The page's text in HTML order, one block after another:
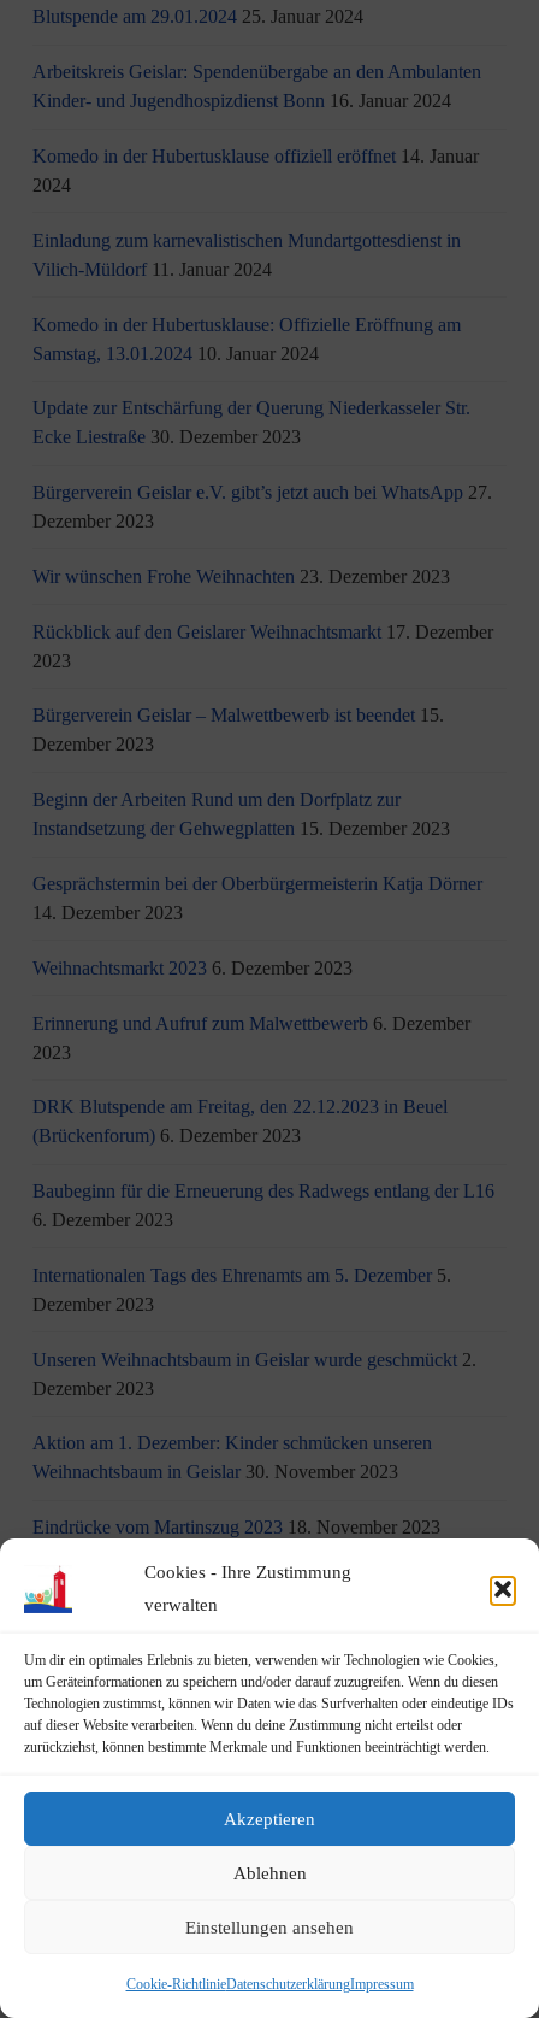
Cookies - Ihre Zustimmung
verwalten
Um dir ein optimales Erlebnis zu bieten, verwenden wir Technologien wie Cookies,
um Geräteinformationen zu speichern und/oder darauf zuzugreifen. Wenn du diesen
Technologien zustimmst, können wir Daten wie das Surfverhalten oder eindeutige IDs
auf dieser Website verarbeiten. Wenn du deine Zustimmung nicht erteilst oder
zurückziehst, können bestimmte Merkmale und Funktionen beeinträchtigt werden.
Akzeptieren
Ablehnen
Einstellungen ansehen
Cookie-RichtlinieDatenschutzerklärungImpressum
Blutspende am 29.01.2024 25. Januar 2024
Arbeitskreis Geislar: Spendenübergabe an den Ambulanten
Kinder- und Jugendhospizdienst Bonn 16. Januar 2024
Komedo in der Hubertusklause offiziell eröffnet 14. Januar
2024
Einladung zum karnevalistischen Mundartgottesdienst in
Vilich-Müldorf 11. Januar 2024
Komedo in der Hubertusklause: Offizielle Eröffnung am
Samstag, 13.01.2024 10. Januar 2024
Update zur Entschärfung der Querung Niederkasseler Str.
Ecke Liestraße 30. Dezember 2023
Bürgerverein Geislar e.V. gibt’s jetzt auch bei WhatsApp 27.
Dezember 2023
Wir wünschen Frohe Weihnachten 23. Dezember 2023
Rückblick auf den Geislarer Weihnachtsmarkt 17. Dezember
2023
Bürgerverein Geislar – Malwettbewerb ist beendet 15.
Dezember 2023
Beginn der Arbeiten Rund um den Dorfplatz zur
Instandsetzung der Gehwegplatten 15. Dezember 2023
Gesprächstermin bei der Oberbürgermeisterin Katja Dörner
14. Dezember 2023
Weihnachtsmarkt 2023 6. Dezember 2023
Erinnerung und Aufruf zum Malwettbewerb 6. Dezember
2023
DRK Blutspende am Freitag, den 22.12.2023 in Beuel
(Brückenforum) 6. Dezember 2023
Baubeginn für die Erneuerung des Radwegs entlang der L16
6. Dezember 2023
Internationalen Tags des Ehrenamts am 5. Dezember 5.
Dezember 2023
Unseren Weihnachtsbaum in Geislar wurde geschmückt 2.
Dezember 2023
Aktion am 1. Dezember: Kinder schmücken unseren
Weihnachtsbaum in Geislar 30. November 2023
Eindrücke vom Martinszug 2023 18. November 2023
„Hubertusklause“ öffnet (endlich) wieder 12. November 2023
Neuer Standort der Jugendarbeit „op Jöck“ vom
JUgendZEntrum Haus Michael 9. November 2023